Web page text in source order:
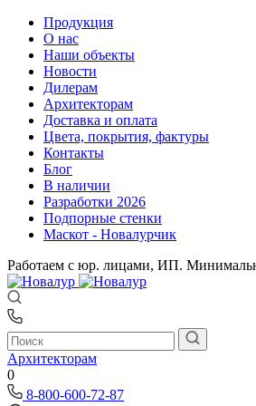
Продукция
О нас
Наши объекты
Новости
Дилерам
Архитекторам
Доставка и оплата
Цвета, покрытия, фактуры
Контакты
Блог
В наличии
Разработки 2026
Подпорные стенки
Маскот - Новалурчик
Работаем с юр. лицами, ИП.
Архитекторам
0
8-800-600-72-87